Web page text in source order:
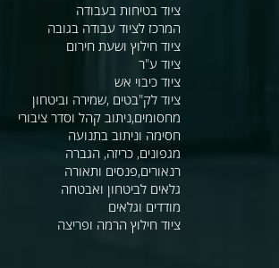
ציוד בטיחות בעבודה
המרכז לציוד עבודה בגובה
ציוד חילוץ ושעת חירום
ציוד ע"ר
ציוד כיבוי אש
ציוד לק"בטים ,שמירה וביטחון
מחסומים,ניתוב קהל וסדר ציבורי
חסימה וניתוב בתנועה
מגפונים, כריזה, הגברה
רנאורים,פנסים ותאורה
גלאים לביטחון ואבטחה
מודדים וגלאים
ציוד חילוץ הרמה ופריצה